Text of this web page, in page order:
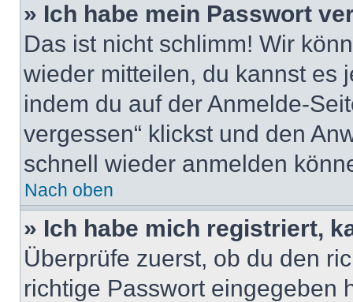
» Ich habe mein Passwort
Das ist nicht schlimm! Wir
wieder mitteilen, du kannst es
indem du auf der Anmelde-
vergessen“ klickst und den
schnell wieder anmelden
Nach oben
» Ich habe mich registriert,
Überprüfe zuerst, ob du den
richtige Passwort eingegeben